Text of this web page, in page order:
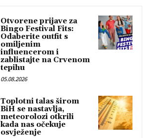
Otvorene prijave za
Bingo Festival Fits:
Odaberite outfit s
omiljenim
influencerom i
zablistajte na Crvenom
tepihu
05.08.2026
Toplotni talas širom
BiH se nastavlja,
meteorolozi otkrili
kada nas očekuje
osvježenje